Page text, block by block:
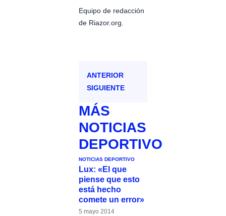
Equipo de redacción
de Riazor.org.
ANTERIOR
SIGUIENTE
MÁS
NOTICIAS
DEPORTIVO
NOTICIAS DEPORTIVO
Lux: «El que
piense que esto
está hecho
comete un error»
5 mayo 2014